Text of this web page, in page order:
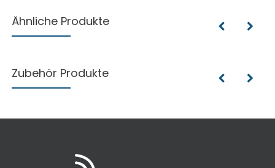
Ähnliche Produkte
Zubehör Produkte